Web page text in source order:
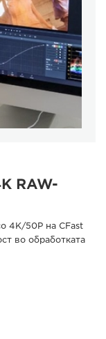
RAW-
4K/50P на CFast
во обработката